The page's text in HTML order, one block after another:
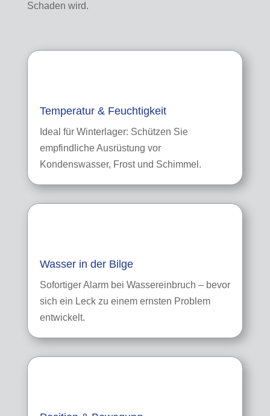
Schaden wird.
Temperatur & Feuchtigkeit
Ideal für Winterlager: Schützen Sie
empfindliche Ausrüstung vor
Kondenswasser, Frost und Schimmel.
Wasser in der Bilge
Sofortiger Alarm bei Wassereinbruch – bevor
sich ein Leck zu einem ernsten Problem
entwickelt.